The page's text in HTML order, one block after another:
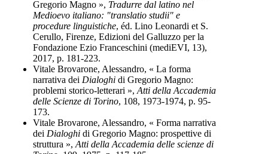
Gregorio Magno », Tradurre dal latino nel
Medioevo italiano: "translatio studii" e
procedure linguistiche, éd. Lino Leonardi et S.
Cerullo, Firenze, Edizioni del Galluzzo per la
Fondazione Ezio Franceschini (mediEVI, 13),
2017, p. 181-223.
Vitale Brovarone, Alessandro, « La forma
narrativa dei Dialoghi di Gregorio Magno:
problemi storico-letterari », Atti della Accademia
delle Scienze di Torino, 108, 1973-1974, p. 95-
173.
Vitale Brovarone, Alessandro, « Forma narrativa
dei Dialoghi di Gregorio Magno: prospettive di
struttura », Atti della Accademia delle scienze di